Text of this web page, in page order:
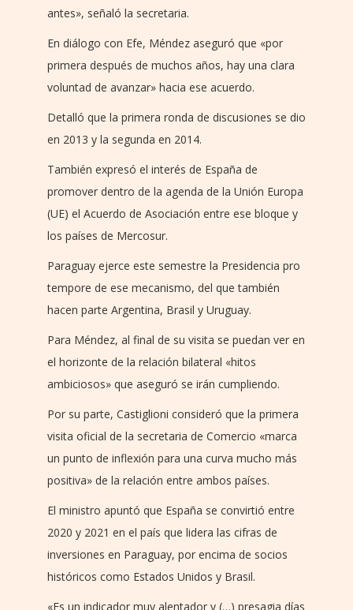
antes», señaló la secretaria.
En diálogo con Efe, Méndez aseguró que «por
primera después de muchos años, hay una clara
voluntad de avanzar» hacia ese acuerdo.
Detalló que la primera ronda de discusiones se dio
en 2013 y la segunda en 2014.
También expresó el interés de España de
promover dentro de la agenda de la Unión Europa
(UE) el Acuerdo de Asociación entre ese bloque y
los países de Mercosur.
Paraguay ejerce este semestre la Presidencia pro
tempore de ese mecanismo, del que también
hacen parte Argentina, Brasil y Uruguay.
Para Méndez, al final de su visita se puedan ver en
el horizonte de la relación bilateral «hitos
ambiciosos» que aseguró se irán cumpliendo.
Por su parte, Castiglioni consideró que la primera
visita oficial de la secretaria de Comercio «marca
un punto de inflexión para una curva mucho más
positiva» de la relación entre ambos países.
El ministro apuntó que España se convirtió entre
2020 y 2021 en el país que lidera las cifras de
inversiones en Paraguay, por encima de socios
históricos como Estados Unidos y Brasil.
«Es un indicador muy alentador y (…) presagia días